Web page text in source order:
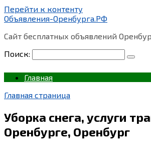
Перейти к контенту
Объявления-Оренбурга.РФ
Сайт бесплатных объявлений
Поиск:
Главная
Главная страница
Уборка снега, услуги
Оренбурге, Оренбург